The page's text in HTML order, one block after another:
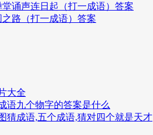
诵声连日起（打一成语）答案
路（打一成语）答案
大全
语九个物字的答案是什么
猜成语,五个成语,猜对四个就是天才